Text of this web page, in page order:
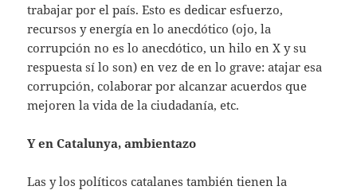
trabajar por el país. Esto es dedicar esfuerzo,
recursos y energía en lo anecdótico (ojo, la
corrupción no es lo anecdótico, un hilo en X y su
respuesta sí lo son) en vez de en lo grave: atajar esa
corrupción, colaborar por alcanzar acuerdos que
mejoren la vida de la ciudadanía, etc.
Y en Catalunya, ambientazo
Las y los políticos catalanes también tienen la